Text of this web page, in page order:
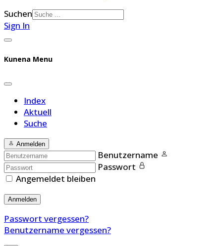
Suchen
Sign In
Kunena Menu
Index
Aktuell
Suche
Anmelden
Benutzername
Passwort
Angemeldet bleiben
Anmelden
Passwort vergessen?
Benutzername vergessen?